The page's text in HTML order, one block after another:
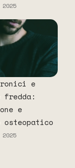
e
fredda:
e
osteopatico